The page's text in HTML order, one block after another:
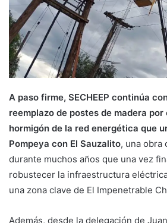
A paso firme, SECHEEP continúa
reemplazo de postes de madera por
hormigón de la red energética que
Pompeya con El Sauzalito, una obra
durante muchos años que una vez
robustecer la infraestructura
una zona clave de El Impenetrable
Además, desde la delegación de